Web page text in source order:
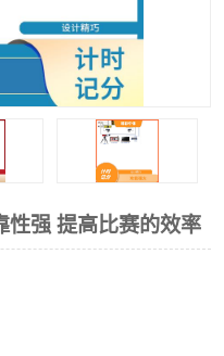
性强 提高比赛的效率